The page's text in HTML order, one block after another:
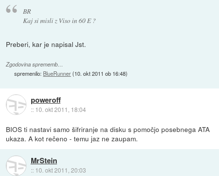
BR
Kaj si misli z Viso in 60 E ?
Preberi, kar je napisal Jst.
Zgodovina sprememb…
spremenilo: BlueRunner(10. okt 2011 ob 16:48)
poweroff
:: 10. okt 2011, 18:04
BIOS ti nastavi samo šifriranje na disku s pomočjo posebnega ATA
ukaza. A kot rečeno - temu jaz ne zaupam.
MrStein
:: 10. okt 2011, 20:03